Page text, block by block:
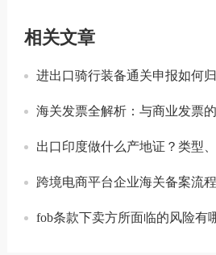
相关文章
进出口骑行装备通关申报如何
海关发票全解析：与商业发票的区别、
出口印度做什么产地证？类型、申请
跨境电商平台企业海关备案流程
fob条款下卖方所面临的风险有哪